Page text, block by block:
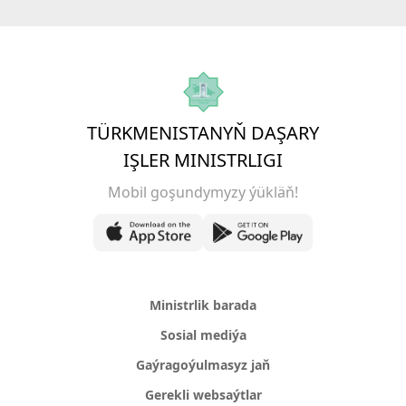
TÜRKMENISTANYŇ DAŞARY
IŞLER MINISTRLIGI
Mobil goşundymyzy ýükläň!
Ministrlik barada
Sosial mediýa
Gaýragoýulmasyz jaň
Gerekli websaýtlar